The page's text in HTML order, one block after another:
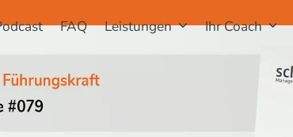
FAQ Leistungen Ihr Coach